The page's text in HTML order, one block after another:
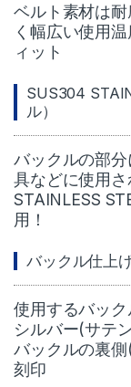
ベルト素材は
く幅広い使用
ィット
SUS304
ル）
バックルの部
具などに使用
STAINLESS
用！
バックル仕上
使用するバッ
シルバー(サテ
バックルの裏
刻印